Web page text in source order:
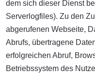
dem sich dieser Dienst
Serverlogfiles). Zu den
abgerufenen Webseite,
Abrufs, übertragene
erfolgreichen Abruf,
Betriebssystem des